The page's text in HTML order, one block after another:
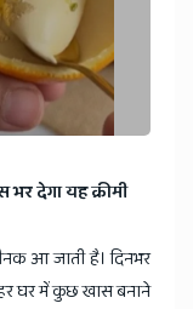
देगा यह क्रीमी
आ जाती है। दिनभर
घर में कुछ खास बनाने